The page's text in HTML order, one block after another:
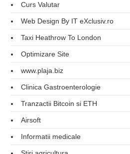
Curs Valutar
Web Design By IT eXclusiv.ro
Taxi Heathrow To London
Optimizare Site
www.plaja.biz
Clinica Gastroenterologie
Tranzactii Bitcoin si ETH
Airsoft
Informatii medicale